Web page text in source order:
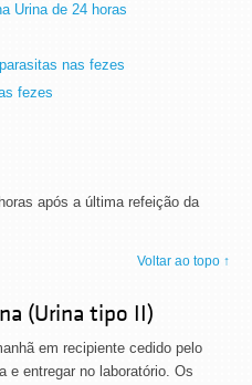
Urina de 24 horas
nas fezes
fezes
após a última refeição da
Voltar ao topo ↑
(Urina tipo II)
em recipiente cedido pelo
e entregar no laboratório. Os